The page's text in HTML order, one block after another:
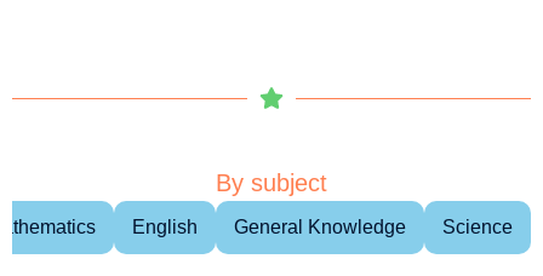
By subject
English General Knowledge Science